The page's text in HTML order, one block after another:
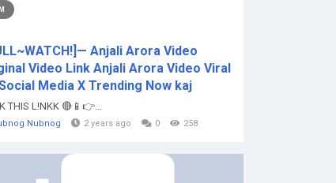
Anjali Arora Video
Video Link Anjali Arora Video Viral
Media X Trending Now kaj
THIS L!NKK 🔴📱👉...
Nubnog 2 years ago 0 258